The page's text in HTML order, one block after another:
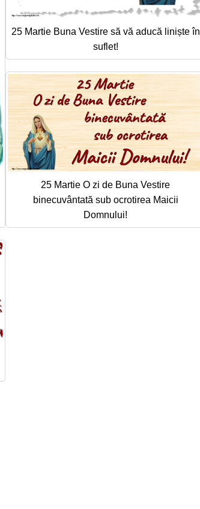
25 Martie Buna Vestire să vă aducă liniște în
suflet!
25 Martie O zi de Buna Vestire
binecuvântată sub ocrotirea Maicii
Domnului!